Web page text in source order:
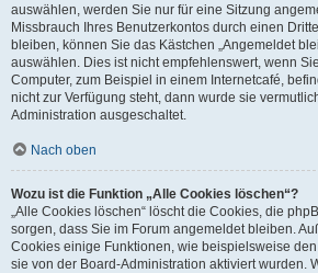
auswählen, werden Sie nur für eine Sitzung
Missbrauch Ihres Benutzerkontos durch einen
bleiben, können Sie das Kästchen „Angemeldet
auswählen. Dies ist nicht empfehlenswert, wenn
Computer, zum Beispiel in einem Internetcafé,
nicht zur Verfügung steht, dann wurde sie
Administration ausgeschaltet.
Nach oben
Wozu ist die Funktion „Alle Cookies löschen“?
„Alle Cookies löschen“ löscht die Cookies, die
sorgen, dass Sie im Forum angemeldet bleiben.
Cookies einige Funktionen, wie beispielsweise den
sie von der Board-Administration aktiviert wurden.